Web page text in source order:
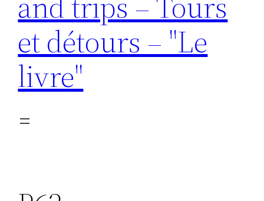
et détours – "Le
livre"